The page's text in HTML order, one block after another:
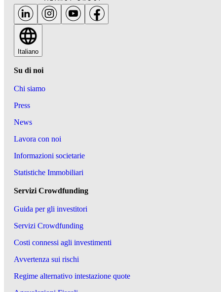
Italiano
Su di noi
Chi siamo
Press
News
Lavora con noi
Informazioni societarie
Statistiche Immobiliari
Servizi Crowdfunding
Guida per gli investitori
Servizi Crowdfunding
Costi connessi agli investimenti
Avvertenza sui rischi
Regime alternativo intestazione quote